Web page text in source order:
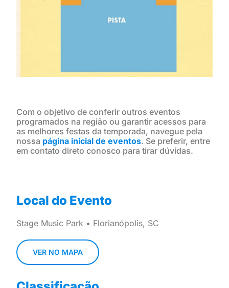
Com o objetivo de conferir outros eventos
programados na região ou garantir acessos para
as melhores festas da temporada, navegue pela
nossa página inicial de eventos. Se preferir, entre
em contato direto conosco para tirar dúvidas.
Local do Evento
Stage Music Park • Florianópolis, SC
VER NO MAPA